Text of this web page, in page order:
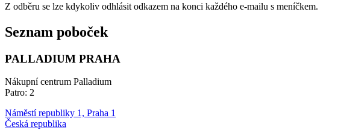
Z odběru se lze kdykoliv odhlásit odkazem na konci každého e-mailu s meníčkem.
Seznam poboček
PALLADIUM PRAHA
Nákupní centrum Palladium
Patro: 2
Náměstí republiky 1, Praha 1
Česká republika